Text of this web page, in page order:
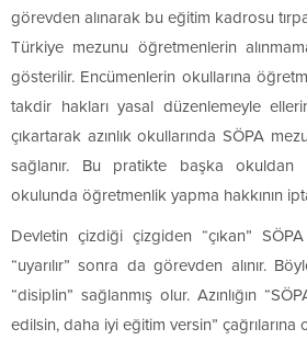
görevden alınarak bu eğitim kadrosu
Türkiye mezunu öğretmenlerin
gösterilir. Encümenlerin okullarına
takdir hakları yasal düzenlemeyle
çıkartarak azınlık okullarında SÖPA
sağlanır. Bu pratikte başka okuldan
okulunda öğretmenlik yapma hakkının
Devletin çizdiği çizgiden “çıkan”
“uyarılır” sonra da görevden alınır.
“disiplin” sağlanmış olur. Azınlığın
edilsin, daha iyi eğitim versin” çağrılarına